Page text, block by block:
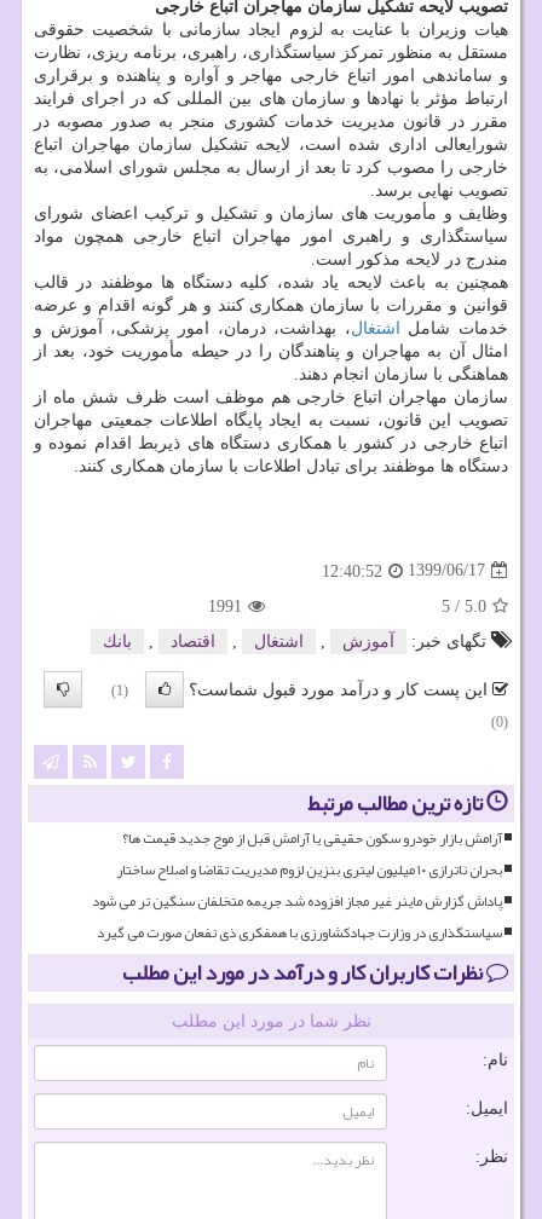
تصویب لایحه تشکیل سازمان مهاجران اتباع خارجی
هیات وزیران با عنایت به لزوم ایجاد سازمانی با شخصیت حقوقی
مستقل به منظور تمرکز سیاستگذاری، راهبری، برنامه ریزی، نظارت
و ساماندهی امور اتباع خارجی مهاجر و آواره و پناهنده و برقراری
ارتباط مؤثر با نهادها و سازمان های بین المللی که در اجرای فرایند
مقرر در قانون مدیریت خدمات کشوری منجر به صدور مصوبه در
شورایعالی اداری شده است، لایحه تشکیل سازمان مهاجران اتباع
خارجی را مصوب کرد تا بعد از ارسال به مجلس شورای اسلامی، به
تصویب نهایی برسد.
وظایف و مأموریت های سازمان و تشکیل و ترکیب اعضای شورای
سیاست‏گذاری و راهبری امور مهاجران اتباع خارجی همچون مواد
مندرج در لایحه مذکور است.
همچنین به باعث لایحه یاد شده، کلیه دستگاه ها موظفند در قالب
قوانین و مقررات با سازمان همکاری کنند و هر گونه اقدام و عرضه
خدمات شامل
اشتغال، بهداشت، درمان، امور پزشکی، آموزش و
امثال آن به مهاجران و پناهندگان را در حیطه مأموریت خود، بعد از
هماهنگی با سازمان انجام دهند.
سازمان مهاجران اتباع خارجی هم موظف است ظرف شش ماه از
تصویب این قانون، نسبت‏ به ایجاد پایگاه اطلاعات جمعیتی مهاجران
اتباع خارجی در کشور با همکاری دستگاه های ذی‏ربط اقدام نموده و
دستگاه ها موظفند برای تبادل اطلاعات با سازمان همکاری کنند.
1399/06/17
12:40:52
5.0
/
5
1991
تگهای خبر:
آموزش , اشتغال , اقتصاد , بانك
این پست کار و درآمد مورد قبول شماست؟
(1)
(0)
تازه ترین مطالب مرتبط
آرامش بازار خودرو سکون حقیقی یا آرامش قبل از موج جدید قیمت ها؟
بحران ناترازی ۱۰ میلیون لیتری بنزین لزوم مدیریت تقاضا و اصلاح ساختار
پاداش گزارش ماینر غیر مجاز افزوده شد جریمه متخلفان سنگین تر می شود
سیاستگذاری در وزارت جهادکشاورزی با همفکری ذی نفعان صورت می گیرد
نظرات کاربران کار و درآمد در مورد این مطلب
نظر شما در مورد این مطلب
نام:
ایمیل:
نظر: